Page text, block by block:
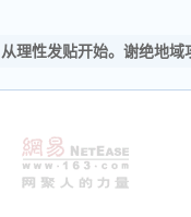
理性发贴开始。谢绝地域